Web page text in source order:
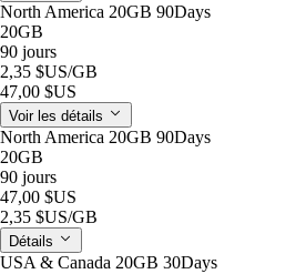
North America 20GB 90Days
20GB
90 jours
2,35 $US/GB
47,00 $US
Voir les détails
North America 20GB 90Days
20GB
90 jours
47,00 $US
2,35 $US/GB
Détails
USA & Canada 20GB 30Days